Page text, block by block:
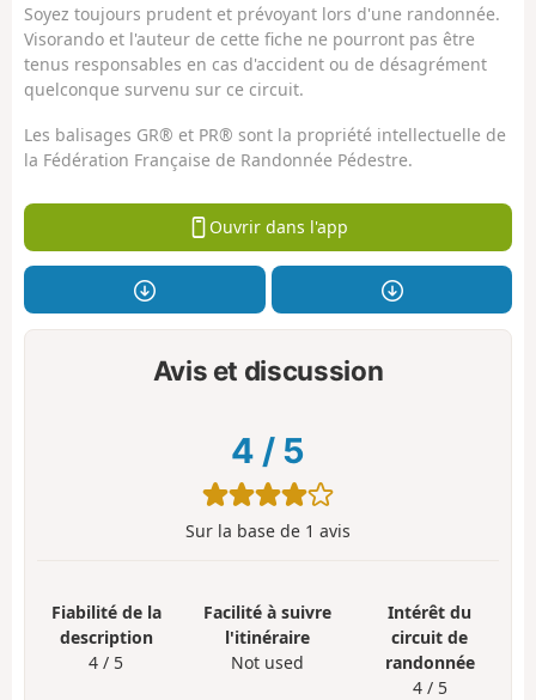
Soyez toujours prudent et prévoyant lors d'une randonnée.
Visorando et l'auteur de cette fiche ne pourront pas être
tenus responsables en cas d'accident ou de désagrément
quelconque survenu sur ce circuit.
Les balisages GR® et PR® sont la propriété intellectuelle de
la Fédération Française de Randonnée Pédestre.
Ouvrir dans l'app
Avis et discussion
4 / 5
Sur la base de 1 avis
Fiabilité de la
description
4 / 5
Facilité à suivre
l'itinéraire
Not used
Intérêt du
circuit de
randonnée
4 / 5